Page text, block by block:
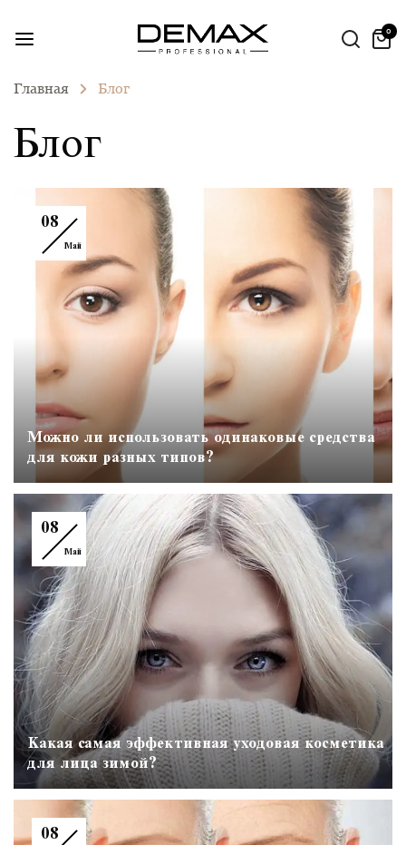
0
Главная Блог
Блог
08
Май
Можно ли использовать одинаковые средства
для кожи разных типов?
08
Май
Какая самая эффективная уходовая косметика
для лица зимой?
08